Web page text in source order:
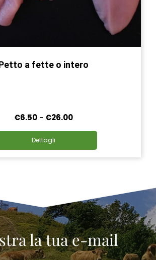
a fette o intero
€6.50 - €26.00Fascia
da
€6.50
Dettagli
la tua e-mail